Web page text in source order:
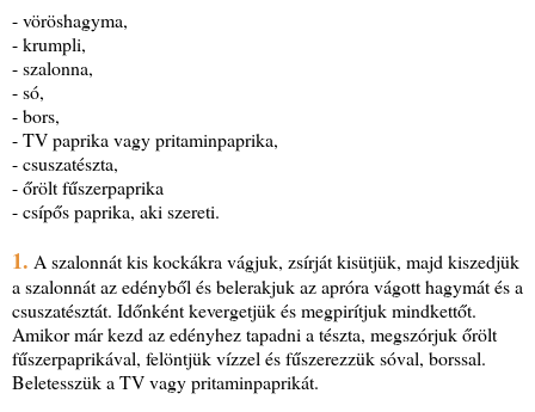
- vöröshagyma,
- krumpli,
- szalonna,
- só,
- bors,
- TV paprika vagy pritaminpaprika,
- csuszatészta,
- őrölt fűszerpaprika
- csípős paprika, aki szereti.
1. A szalonnát kis kockákra vágjuk, zsírját kisütjük, majd kiszedjük
a szalonnát az edényből és belerakjuk az apróra vágott hagymát és a
csuszatésztát. Időnként kevergetjük és megpirítjuk mindkettőt.
Amikor már kezd az edényhez tapadni a tészta, megszórjuk őrölt
fűszerpaprikával, felöntjük vízzel és fűszerezzük sóval, borssal.
Beletesszük a TV vagy pritaminpaprikát.